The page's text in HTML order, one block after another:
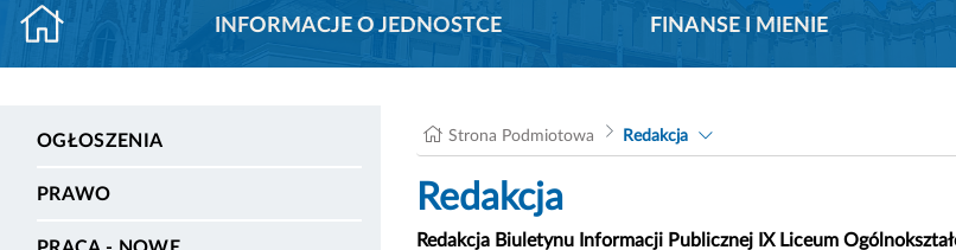
INFORMACJE O JEDNOSTCE FINANSE I MIENIE
OGŁOSZENIA
PRAWO
Strona Podmiotowa Redakcja
Redakcja
Redakcja Biuletynu Informacji Publicznej IX Liceum